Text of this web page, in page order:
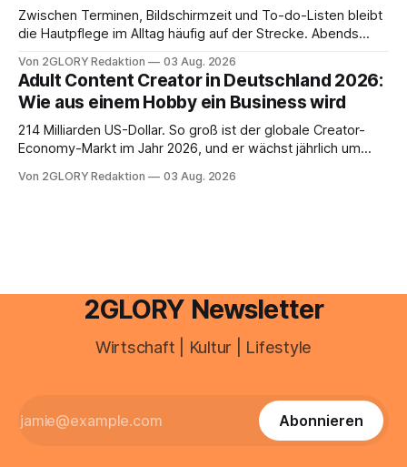
Zwischen Terminen, Bildschirmzeit und To-do-Listen bleibt
die Hautpflege im Alltag häufig auf der Strecke. Abends
Drogerie – mehr ist zeitlich oft nicht drin. Dabei reagiert die
Haut empfindlich auf Stress, Schlafmangel und
Umwelteinflüsse: Sie wirkt müde, spannt oder neigt zu
Unreinheiten. Professionelle
Von 2GLORY Redaktion 03 Aug. 2026
Adult Content Creator in Deutschland 2026:
Wie aus einem Hobby ein Business wird
214 Milliarden US-Dollar. So groß ist der globale Creator-
Economy-Markt im Jahr 2026, und er wächst jährlich um
ist längst ein ernstzunehmender Wirtschaftszweig. Weltweit
Von 2GLORY Redaktion 03 Aug. 2026
2GLORY Newsletter
Wirtschaft | Kultur | Lifestyle
Abonnieren